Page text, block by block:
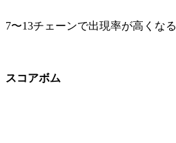
7〜13チェーンで出現率が高くなる
スコアボム